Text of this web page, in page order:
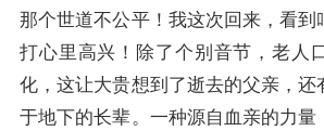
那个世道不公平！我这次回来，看到
打心里高兴！除了个别音节，老人
化，这让大贵想到了逝去的父亲，还
于地下的长辈。一种源自血亲的力量